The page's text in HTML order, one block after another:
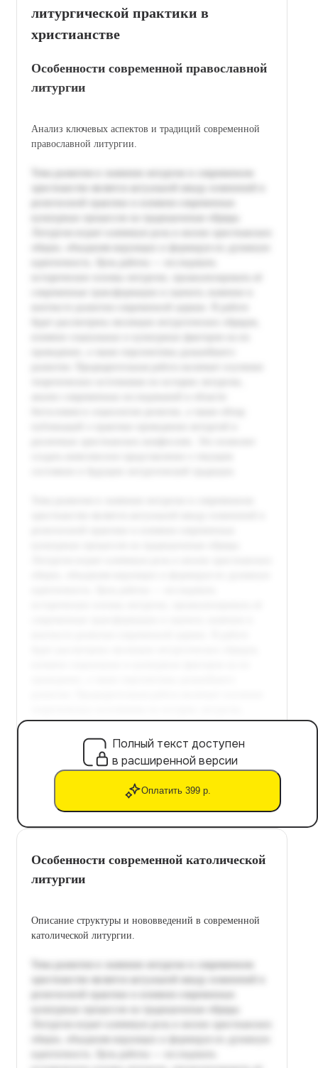
литургической практики в
христианстве
Особенности современной православной
литургии
Анализ ключевых аспектов и традиций современной
православной литургии.
Полный текст доступен
в расширенной версии
Оплатить 399 р.
Особенности современной католической
литургии
Описание структуры и нововведений в современной
католической литургии.